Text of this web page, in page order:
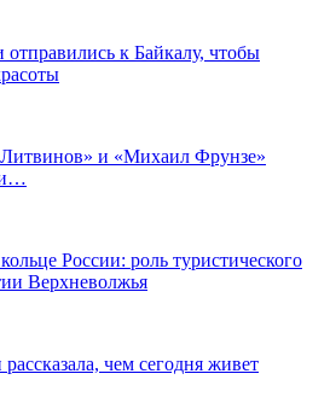
отправились к Байкалу, чтобы
и «Михаил Фрунзе»
России: роль туристического
Верхневолжья
чем сегодня живет